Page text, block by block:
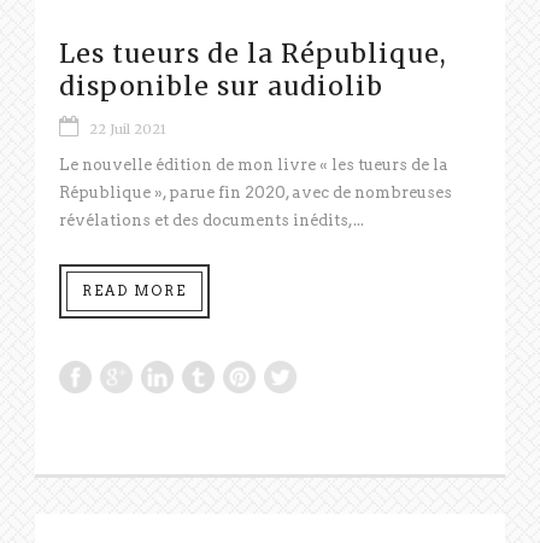
Les tueurs de la République,
disponible sur audiolib
22 Juil 2021
Le nouvelle édition de mon livre « les tueurs de la
République », parue fin 2020, avec de nombreuses
révélations et des documents inédits,...
READ MORE